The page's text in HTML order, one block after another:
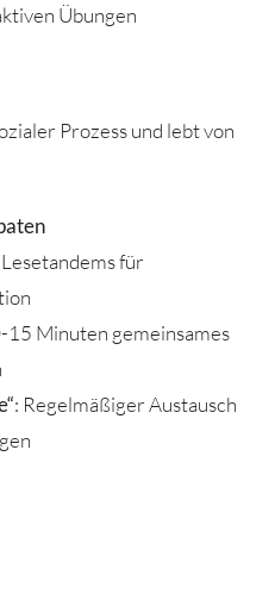
Übungen
Prozess und lebt von
Lesetandems für
15 Minuten gemeinsames
: Regelmäßiger Austausch